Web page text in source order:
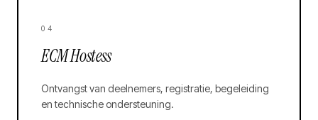
04
ECM Hostess
Ontvangst van deelnemers, registratie, begeleiding
en technische ondersteuning.